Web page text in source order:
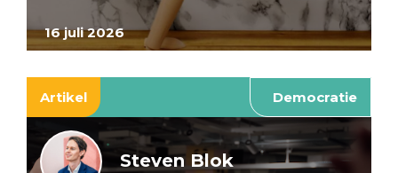
16 juli 2026
Artikel Democratie
Steven Blok